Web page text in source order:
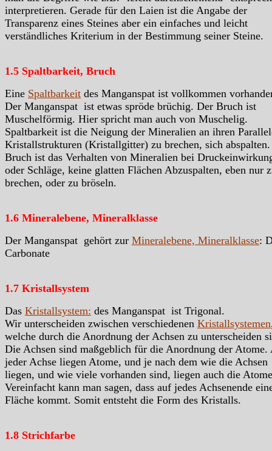
interpretieren. Gerade für den Laien ist die Angabe der
Transparenz eines Steines aber ein einfaches und leicht
verständliches Kriterium in der Bestimmung seiner Steine.
1.5 Spaltbarkeit, Bruch
Eine Spaltbarkeit des Manganspat ist vollkommen
Der Manganspat ist etwas spröde brüchig. Der Bruch ist
Muschelförmig. Hier spricht man auch von Muschelig.
Spaltbarkeit ist die Neigung der Mineralien an ihren
Kristallstrukturen (Kristallgitter) zu brechen, sich abspalten.
Bruch ist das Verhalten von Mineralien bei
oder Schläge, keine glatten Flächen Abzuspalten, eben nur
brechen, oder zu bröseln.
1.6 Mineralebene, Mineralklasse
Der Manganspat gehört zur Mineralebene, Mineralklasse:
Carbonate
1.7 Kristallsystem
Das Kristallsystem: des Manganspat ist Trigonal.
Wir unterscheiden zwischen verschiedenen Kristallsystemen
welche durch die Anordnung der Achsen zu unterscheiden
Die Achsen sind maßgeblich für die Anordnung der Atome.
jeder Achse liegen Atome, und je nach dem wie die Achsen
liegen, und wie viele vorhanden sind, liegen auch die
Vereinfacht kann man sagen, dass auf jedes Achsenende
Fläche kommt. Somit entsteht die Form des Kristalls.
1.8 Strichfarbe